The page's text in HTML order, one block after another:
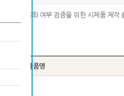
화 및 상용화 여부 검증을 위한 시제품 제작
시제품명